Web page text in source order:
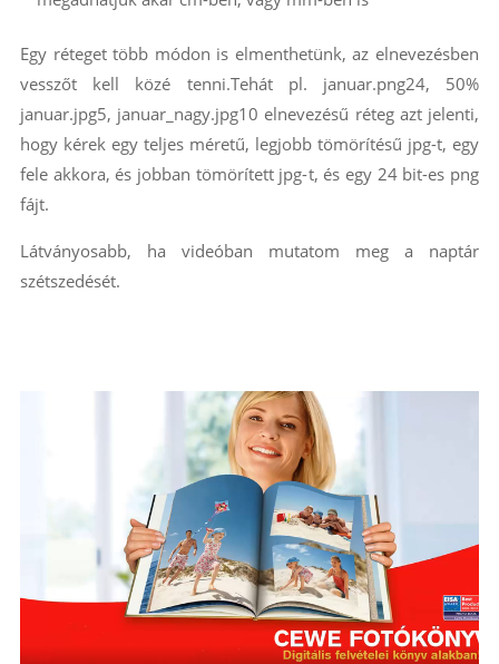
Egy réteget több módon is elmenthetünk, az elnevezésben
vesszőt kell közé tenni.Tehát pl. januar.png24, 50%
januar.jpg5, januar_nagy.jpg10 elnevezésű réteg azt jelenti,
hogy kérek egy teljes méretű, legjobb tömörítésű jpg-t, egy
fele akkora, és jobban tömörített jpg-t, és egy 24 bit-es png
fájt.
Látványosabb, ha videóban mutatom meg a naptár
szétszedését.